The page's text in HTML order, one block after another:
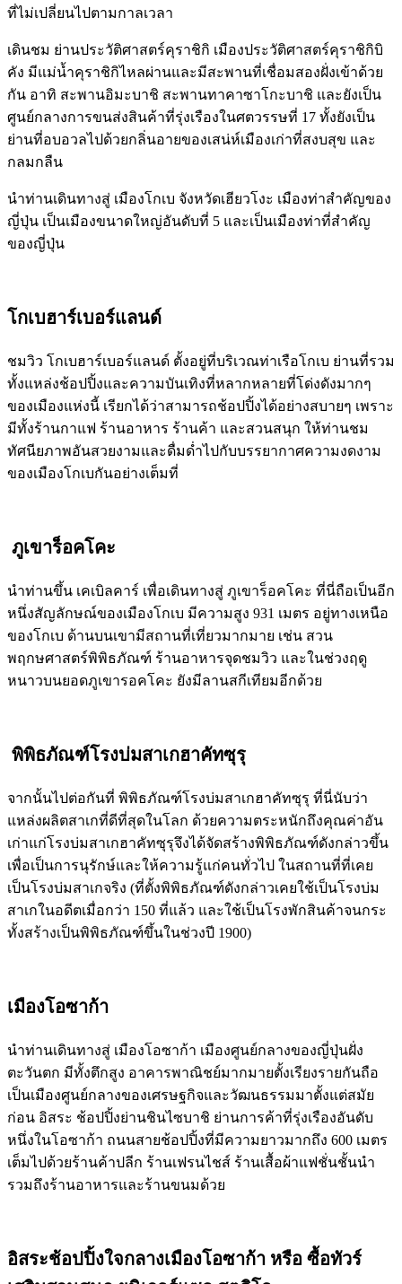
ที่ไม่เปลี่ยนไปตามกาลเวลา
เดินชม ย่านประวัติศาสตร์คุราชิกิ เมืองประวัติศาสตร์คุราชิกิบิ
คัง มีแม่น้ำคุราชิกิไหลผ่านและมีสะพานที่เชื่อมสองฝั่งเข้าด้วย
กัน อาทิ สะพานอิมะบาชิ สะพานทาคาซาโกะบาชิ และยังเป็น
ศูนย์กลางการขนส่งสินค้าที่รุ่งเรืองในศตวรรษที่ 17 ทั้งยังเป็น
ย่านที่อบอวลไปด้วยกลิ่นอายของเสน่ห์เมืองเก่าที่สงบสุข และ
กลมกลืน
นำท่านเดินทางสู่ เมืองโกเบ จังหวัดเฮียวโงะ เมืองท่าสำคัญของ
ญี่ปุ่น เป็นเมืองขนาดใหญ่อันดับที่ 5 และเป็นเมืองท่าที่สำคัญ
ของญี่ปุ่น
โกเบฮาร์เบอร์แลนด์
ชมวิว โกเบฮาร์เบอร์แลนด์ ตั้งอยู่ที่บริเวณท่าเรือโกเบ ย่านที่รวม
ทั้งแหล่งช้อปปิ้งและความบันเทิงที่หลากหลายที่โด่งดังมากๆ
ของเมืองแห่งนี้ เรียกได้ว่าสามารถช้อปปิ้งได้อย่างสบายๆ เพราะ
มีทั้งร้านกาแฟ ร้านอาหาร ร้านค้า และสวนสนุก ให้ท่านชม
ทัศนียภาพอันสวยงามและดื่มด่ำไปกับบรรยากาศความงดงาม
ของเมืองโกเบกันอย่างเต็มที่
ภูเขาร็อคโคะ
นำท่านขึ้น เคเบิลคาร์ เพื่อเดินทางสู่ ภูเขาร็อคโคะ ที่นี่ถือเป็นอีก
หนึ่งสัญลักษณ์ของเมืองโกเบ มีความสูง 931 เมตร อยู่ทางเหนือ
ของโกเบ ด้านบนเขามีสถานที่เที่ยวมากมาย เช่น สวน
พฤกษศาสตร์พิพิธภัณฑ์ ร้านอาหารจุดชมวิว และในช่วงฤดู
หนาวบนยอดภูเขารอคโคะ ยังมีลานสกีเทียมอีกด้วย
พิพิธภัณฑ์โรงบ่มสาเกฮาคัทซุรุ
จากนั้นไปต่อกันที่ พิพิธภัณฑ์โรงบ่มสาเกฮาคัทซุรุ ที่นี่นับว่า
แหล่งผลิตสาเกที่ดีที่สุดในโลก ด้วยความตระหนักถึงคุณค่าอัน
เก่าแก่โรงบ่มสาเกฮาคัทซุรุจึงได้จัดสร้างพิพิธภัณฑ์ดังกล่าวขึ้น
เพื่อเป็นการนุรักษ์และให้ความรู้แก่คนทั่วไป ในสถานที่ที่เคย
เป็นโรงบ่มสาเกจริง (ที่ตั้งพิพิธภัณฑ์ดังกล่าวเคยใช้เป็นโรงบ่ม
สาเกในอดีตเมื่อกว่า 150 ที่แล้ว และใช้เป็นโรงพักสินค้าจนกระ
ทั้งสร้างเป็นพิพิธภัณฑ์ขึ้นในช่วงปี 1900)
เมืองโอซาก้า
นำท่านเดินทางสู่ เมืองโอซาก้า เมืองศูนย์กลางของญี่ปุ่นฝั่ง
ตะวันตก มีทั้งตึกสูง อาคารพาณิชย์มากมายตั้งเรียงรายกันถือ
เป็นเมืองศูนย์กลางของเศรษฐกิจและวัฒนธรรมมาตั้งแต่สมัย
ก่อน อิสระ ช้อปปิ้งย่านชินไซบาชิ ย่านการค้าที่รุ่งเรืองอันดับ
หนึ่งในโอซาก้า ถนนสายช้อปปิ้งที่มีความยาวมากถึง 600 เมตร
เต็มไปด้วยร้านค้าปลีก ร้านเฟรนไชส์ ร้านเสื้อผ้าแฟชั่นชั้นนำ
รวมถึงร้านอาหารและร้านขนมด้วย
อิสระช้อปปิ้งใจกลางเมืองโอซาก้า หรือ ซื้อทัวร์